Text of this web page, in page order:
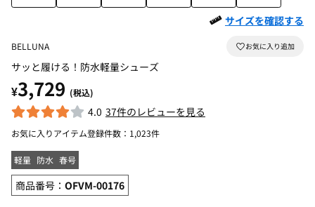
サイズを確認する
BELLUNA
サッと履ける！防水軽量シューズ
¥3,729 (税込)
4.0 37件のレビューを見る
お気に入りアイテム登録件数： 1,023件
軽量 防水 春号
商品番号： OFVM-00176